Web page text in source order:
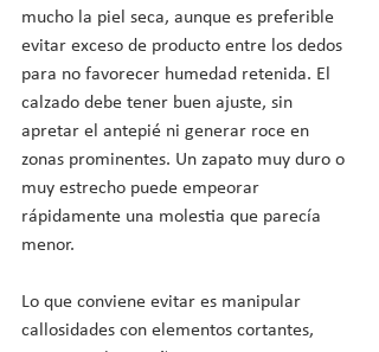
mucho la piel seca, aunque es preferible
evitar exceso de producto entre los dedos
para no favorecer humedad retenida. El
calzado debe tener buen ajuste, sin
apretar el antepié ni generar roce en
zonas prominentes. Un zapato muy duro o
muy estrecho puede empeorar
rápidamente una molestia que parecía
menor.
Lo que conviene evitar es manipular
callosidades con elementos cortantes,